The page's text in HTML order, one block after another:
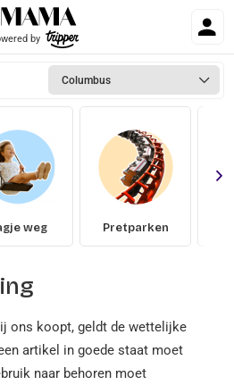
by
Columbus
weg Pretparken
ons koopt, geldt de wettelijke
artikel in goede staat moet
naar behoren moet